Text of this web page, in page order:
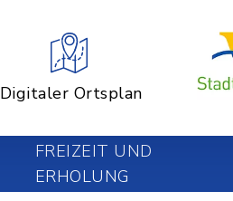
Digitaler Ortsplan
FREIZEIT UND
ERHOLUNG